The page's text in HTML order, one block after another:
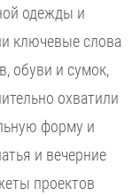
одежды и
ключевые слова
обуви и сумок,
охватили
форму и
и вечерние
проектов